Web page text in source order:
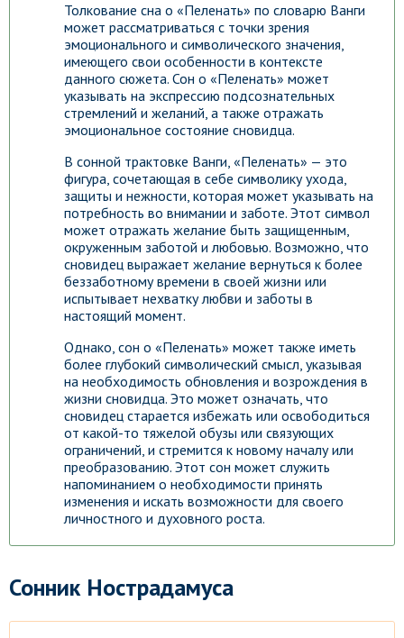
Толкование сна о «Пеленать» по словарю Ванги
может рассматриваться с точки зрения
эмоционального и символического значения,
имеющего свои особенности в контексте
данного сюжета. Сон о «Пеленать» может
указывать на экспрессию подсознательных
стремлений и желаний, а также отражать
эмоциональное состояние сновидца.
В сонной трактовке Ванги, «Пеленать» — это
фигура, сочетающая в себе символику ухода,
защиты и нежности, которая может указывать на
потребность во внимании и заботе. Этот символ
может отражать желание быть защищенным,
окруженным заботой и любовью. Возможно, что
сновидец выражает желание вернуться к более
беззаботному времени в своей жизни или
испытывает нехватку любви и заботы в
настоящий момент.
Однако, сон о «Пеленать» может также иметь
более глубокий символический смысл, указывая
на необходимость обновления и возрождения в
жизни сновидца. Это может означать, что
сновидец старается избежать или освободиться
от какой-то тяжелой обузы или связующих
ограничений, и стремится к новому началу или
преобразованию. Этот сон может служить
напоминанием о необходимости принять
изменения и искать возможности для своего
личностного и духовного роста.
Сонник Нострадамуса